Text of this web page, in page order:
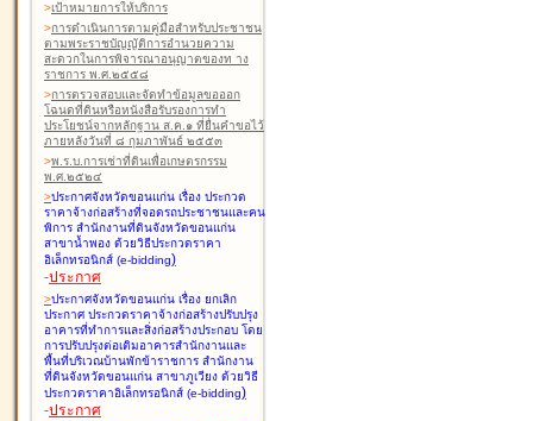
>เป้าหมายการให้บริการ
>การดำเนินการตามคู่มือสำหรับประชาชน
ตามพระราชบัญญัติการอำนวยความ
สะดวกในการพิจารณาอนุญาตของท าง
ราชการ พ.ศ.๒๕๕๘
>การตรวจสอบและจัดทำข้อมูลขอออก
โฉนดที่ดินหรือหนังสือรับรองการทำ
ประโยชน์จากหลักฐาน ส.ค.๑ ที่ยื่นคำขอไว้
ภายหลังวันที่ ๘ กุมภาพันธ์ ๒๕๕๓
>พ.ร.บ.การเช่าที่ดินเพื่อเกษตรกรรม
พ.ศ.๒๕๒๔
>ประกาศจังหวัดขอนแก่น เรื่อง ประกวด
ราคาจ้างก่อสร้างที่จอดรถประชาชนและคน
พิการ สำนักงานที่ดินจังหวัดขอนแก่น
สาขาน้ำพอง ด้วยวิธีประกวดราคา
อิเล็กทรอนิกส์ (e-bidding)
-ประกาศ
>ประกาศจังหวัดขอนแก่น เรื่อง ยกเลิก
ประกาศ ประกวดราคาจ้างก่อสร้างปรับปรุง
อาคารที่ทำการและสิ่งก่อสร้างประกอบ โดย
การปรับปรุงต่อเติมอาคารสำนักงานและ
พื้นที่บริเวณบ้านพักข้าราชการ สำนักงาน
ที่ดินจังหวัดขอนแก่น สาขาภูเวียง ด้วยวิธี
ประกวดราคาอิเล็กทรอนิกส์ (e-bidding)
-ประกาศ